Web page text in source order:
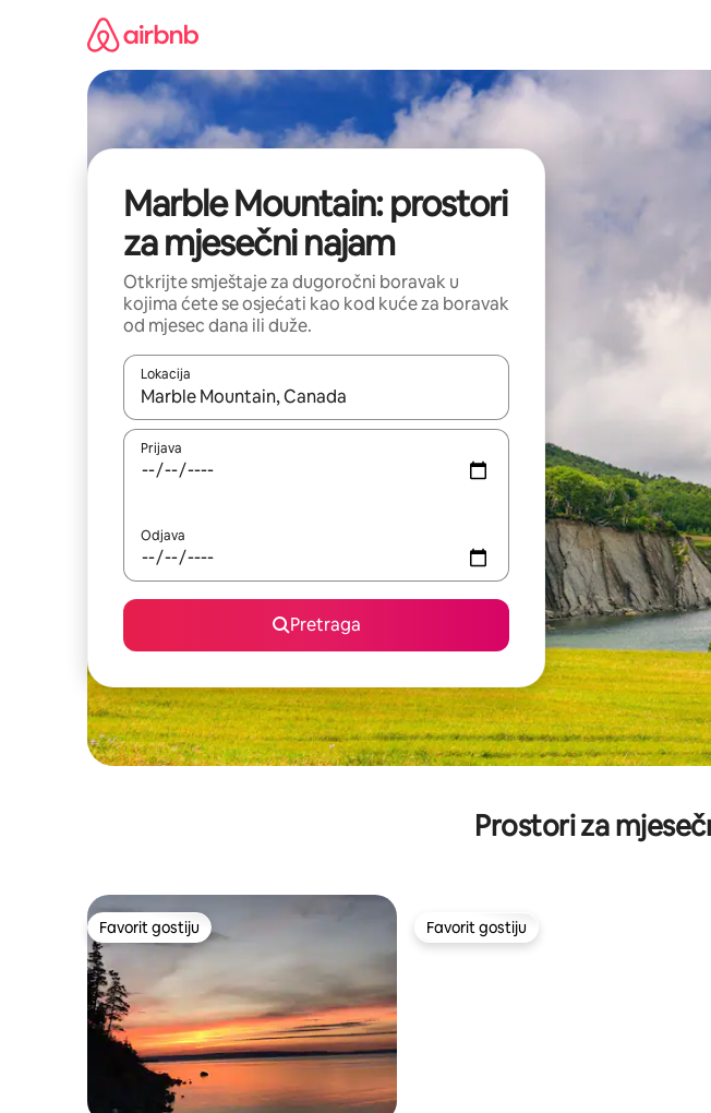
Marble Mountain: prostori
za mjesečni najam
Otkrijte smještaje za dugoročni boravak u
kojima ćete se osjećati kao kod kuće za boravak
od mjesec dana ili duže.
Lokacija
Kad su rezultati dostupni, možete da se krećete kroz njih pomoću strelica
Prijava
Odjava
Pretraga
Prostori za
Favorit gostiju
Favorit gostiju Favorit gostiju
Favorit gostiju